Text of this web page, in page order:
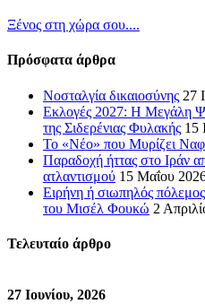
Ξένος στη χώρα σου....
Πρόσφατα άρθρα
Νοσταλγία δικαιοσύνης 27
Εκλογές 2027: Η Μεγάλη
της Σιδερένιας Φυλακής 15
Το «Νέο» που Μυρίζει
Παραδοχή ήττας στο Ιράν
ατλαντισμού 15 Μαΐου
Ειρήνη ή σιωπηλός
του Μισέλ Φουκώ 2
Τελευταίο άρθρο
27 Ιουνίου, 2026